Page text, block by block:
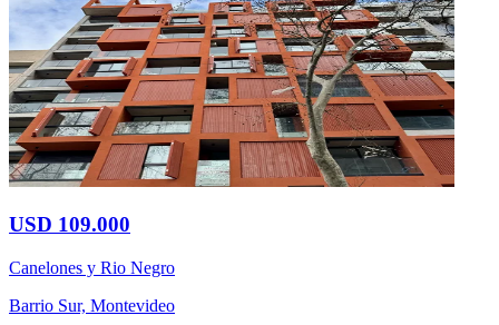
USD 109.000
Canelones y Rio Negro
Barrio Sur, Montevideo